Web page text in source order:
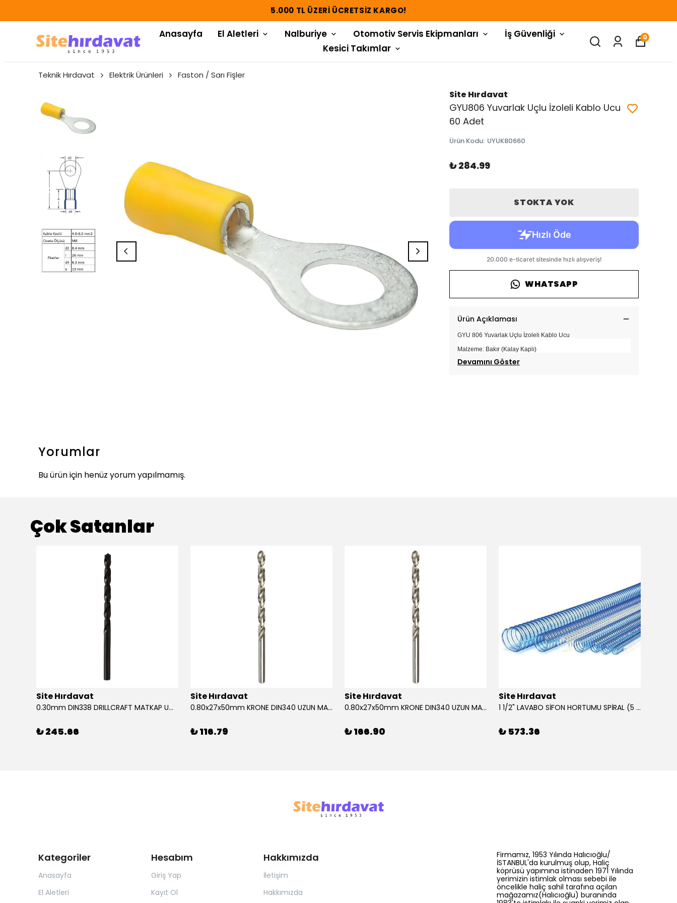
5.000 TL ÜZERI ÜCRETSIZ KARGO!
Anasayfa El Aletleri Nalburiye Otomotiv Servis Ekipmanları
İş Güvenliği
Kesici Takımlar
0
Teknik Hırdavat Elektrik Ürünleri Faston / Sarı Fişler
Site Hırdavat
GYU806 Yuvarlak Uçlu İzoleli Kablo Ucu
60 Adet
Ürün Kodu: UYUK80660
₺ 284.99
STOKTA YOK
WHATSAPP
Ürün Açıklaması
GYU 806 Yuvarlak Uçlu İzoleli Kablo Ucu
Malzeme: Bakır (Kalay Kaplı)
Devamını Göster
Yorumlar
Bu ürün için henüz yorum yapılmamış.
Çok Satanlar
Site Hırdavat
0.30mm DIN338 DRILLCRAFT MATKAP UCU HSS 10 Adet
₺ 245.66
Site Hırdavat
0.80x27x50mm KRONE DIN340 UZUN MATKAP UCU HSS 10 Adet
₺ 116.79
Site Hırdavat
0.80x27x50mm KRONE DIN340 UZUN MATKAP UCU HSS 10 Adet
₺ 166.90
Site Hırdavat
1 1/2" LAVABO SİFON HORTUMU SPİRAL (5 MT)
₺ 573.36
Kategoriler
Anasayfa
El Aletleri
Hesabım
Giriş Yap
Kayıt Ol
Hakkımızda
İletişim
Hakkımızda
Firmamız, 1953 Yılında Halıcıoğlu/
İSTANBUL'da kurulmuş olup, Haliç
köprüsü yapımına istinaden 1971 Yılında
yerimizin istimlak olması sebebi ile
öncelikle haliç sahil tarafına açılan
mağazamız(Halıcıoğlu) buranında